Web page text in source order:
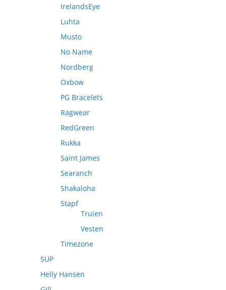
IrelandsEye
Luhta
Musto
No Name
Nordberg
Oxbow
PG Bracelets
Ragwear
RedGreen
Rukka
Saint James
Searanch
Shakaloha
Stapf
Truien
Vesten
Timezone
SUP
Helly Hansen